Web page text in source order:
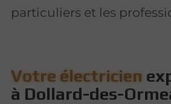
particuliers et les
Votre électricien
à Dollard-des-